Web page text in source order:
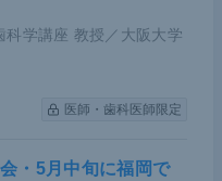
科学講座 教授／大阪大学
医師・歯科医師限定
・5月中旬に福岡で